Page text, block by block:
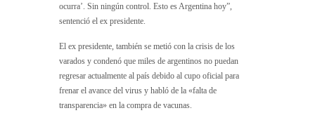
ocurra’. Sin ningún control. Esto es Argentina hoy”,
sentenció el ex presidente.
El ex presidente, también se metió con la crisis de los
varados y condenó que miles de argentinos no puedan
regresar actualmente al país debido al cupo oficial para
frenar el avance del virus y habló de la «falta de
transparencia» en la compra de vacunas.